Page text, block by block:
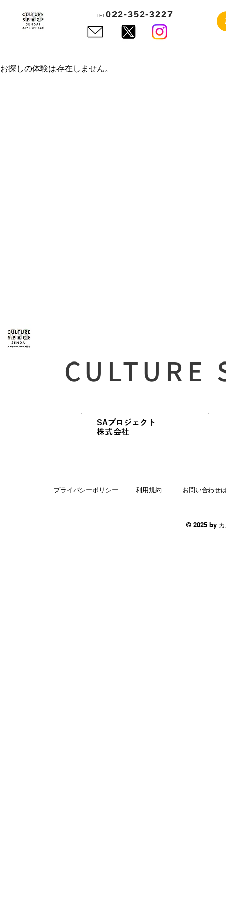
TEL022-352-3227
お探しの体験は存在しません。
CULTURE
SAプロジェクト
​株式会社
プライバシーポリシー 利用規約 お問い合わせ
© 2025 by